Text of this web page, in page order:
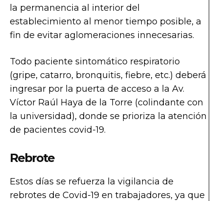
la permanencia al interior del
establecimiento al menor tiempo posible, a
fin de evitar aglomeraciones innecesarias.
Todo paciente sintomático respiratorio
(gripe, catarro, bronquitis, fiebre, etc.) deberá
ingresar por la puerta de acceso a la Av.
Víctor Raúl Haya de la Torre (colindante con
la universidad), donde se prioriza la atención
de pacientes covid-19.
Rebrote
Estos días se refuerza la vigilancia de
rebrotes de Covid-19 en trabajadores, ya que